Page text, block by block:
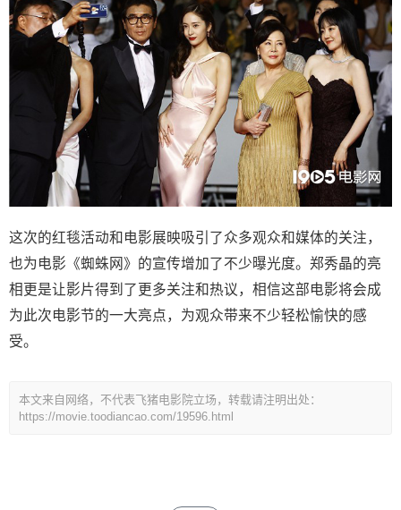
这次的红毯活动和电影展映吸引了众多观众和媒体的关注，
也为电影《蜘蛛网》的宣传增加了不少曝光度。郑秀晶的亮
相更是让影片得到了更多关注和热议，相信这部电影将会成
为此次电影节的一大亮点，为观众带来不少轻松愉快的感
受。
本文来自网络，不代表飞猪电影院立场，转载请注明出处：
https://movie.toodiancao.com/19596.html